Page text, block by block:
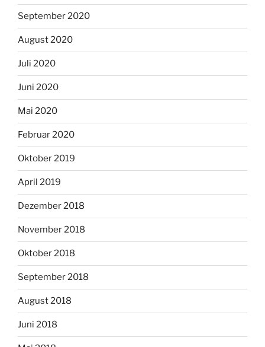
September 2020
August 2020
Juli 2020
Juni 2020
Mai 2020
Februar 2020
Oktober 2019
April 2019
Dezember 2018
November 2018
Oktober 2018
September 2018
August 2018
Juni 2018